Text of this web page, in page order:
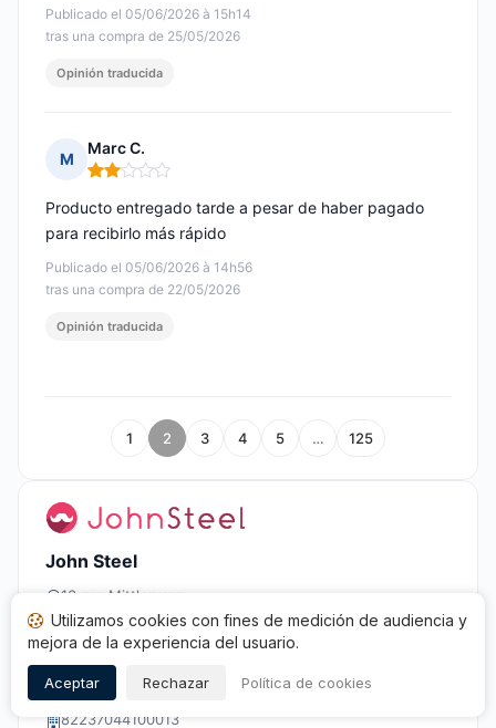
Publicado el 05/06/2026 à 15h14
tras una compra de 25/05/2026
Opinión traducida
M
Marc C.
Nota: 2 de 5
Publicado el 05/06/2026 à 14h56
tras una compra de 22/05/2026
Producto entregado tarde a pesar de haber pagado
para recibirlo más rápido
Opinión traducida
1 2 3 4 5 … 125
John Steel
13 rue Mittlerweg
68000 Colmar
+33 1 77 62 03 44
contact@john-steel.com
82237044100013
Utilizamos cookies con fines de medición de audiencia y
mejora de la experiencia del usuario.
Aceptar Rechazar Política de cookies